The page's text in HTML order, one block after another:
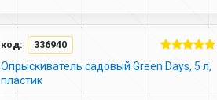
код: 336940
Опрыскиватель садовый Green Days, 5 л,
пластик